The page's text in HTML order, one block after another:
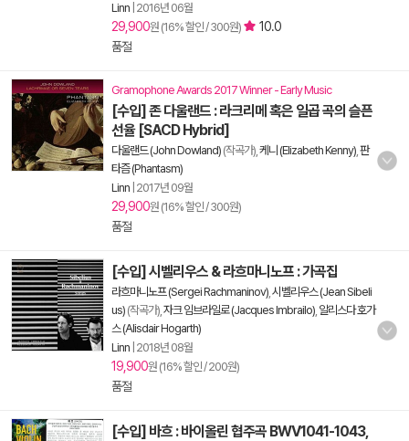
Linn 2016년 06월
29,900원 (16% 할인 / 300원)
10.0
품절
Gramophone Awards 2017 Winner - Early Music
[수입] 존 다울랜드 : 라크리메 혹은 일곱 곡의 슬픈
선율 [SACD Hybrid]
다울랜드 (John Dowland) (작곡가), 케니 (Elizabeth Kenny) 판
타즘 (Phantasm)
Linn 2017년 09월
29,900원 (16% 할인 / 300원)
품절
[수입] 시벨리우스 & 라흐마니노프 : 가곡집
라흐마니노프 (Sergei Rachmaninov) 시벨리우스 (Jean Sibeli
us) (작곡가), 자크 임브라일로 (Jacques Imbrailo) 알리스다 호가
스 (Alisdair Hogarth)
Linn 2018년 08월
19,900원 (16% 할인 / 200원)
품절
[수입] 바흐 : 바이올린 협주곡 BWV1041-1043,